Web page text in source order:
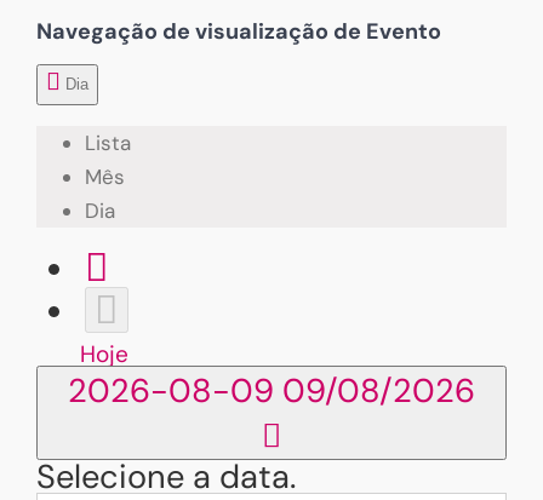
Navegação de visualização de Evento
Dia
Lista
Mês
Dia
Hoje
2026-08-09 09/08/2026
Selecione a data.